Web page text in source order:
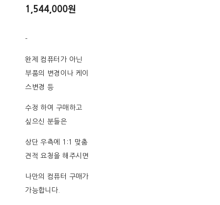
1,544,000원
-
완제 컴퓨터가 아닌
부품의 변경이나 케이
스변경 등
수정 하여 구매하고
싶으신 분들은
상단 우측에 1:1 맞춤
견적 요청을 해주시면
나만의 컴퓨터 구매가
가능합니다.